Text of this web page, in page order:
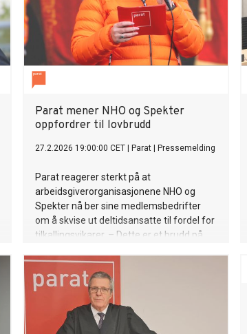
Parat mener NHO og Spekter
oppfordrer til lovbrudd
27.2.2026 19:00:00 CET Parat Pressemelding
Parat reagerer sterkt på at
arbeidsgiverorganisasjonene NHO og
Spekter nå ber sine medlemsbedrifter
om å skvise ut deltidsansatte til fordel for
tilkallingsvikarer. – Dette er et brudd på
diskriminering av deltidsansatte, sier
Parat-leder Unn Kristin Olsen.